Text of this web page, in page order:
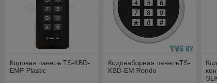
Кодовая панель TS-KBD-
EMF Plastic
Кодонаборная панельTS-
KBD-EM Rondo